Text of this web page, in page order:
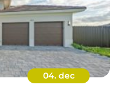
04. dec